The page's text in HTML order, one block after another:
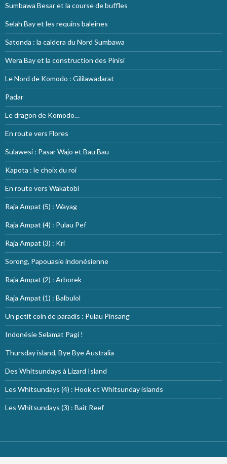
Sumbawa Besar et la course de buffles
Selah Bay et les requins baleines
Satonda : la caldera du Nord Sumbawa
Wera Bay et la construction des Pinisi
Le Nord de Komodo : Gililawadarat
Padar
Le dragon de Komodo…
En route vers Flores
Sulawesi : Pasar Wajo et Bau Bau
Kapota : le choix du roi
En route vers Wakatobi
Raja Ampat (5) : Wayag
Raja Ampat (4) : Pulau Pef
Raja Ampat (3) : Kri
Sorong, Papouasie indonésienne
Raja Ampat (2) : Arborek
Raja Ampat (1) : Balbulol
Un petit coin de paradis : Pulau Pinsang
Indonésie Selamat Pagi !
Thursday island, Bye Bye Australia
Des Whitsundays à Lizard Island
Les Whitsundays (4) : Hook et Whitsunday islands
Les Whitsundays (3) : Bait Reef